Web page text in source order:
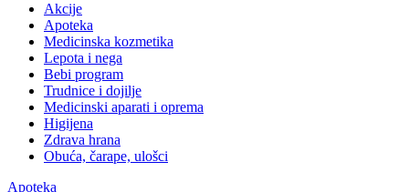
Akcije
Apoteka
Medicinska kozmetika
Lepota i nega
Bebi program
Trudnice i dojilje
Medicinski aparati i oprema
Higijena
Zdrava hrana
Obuća, čarape, ulošci
Apoteka